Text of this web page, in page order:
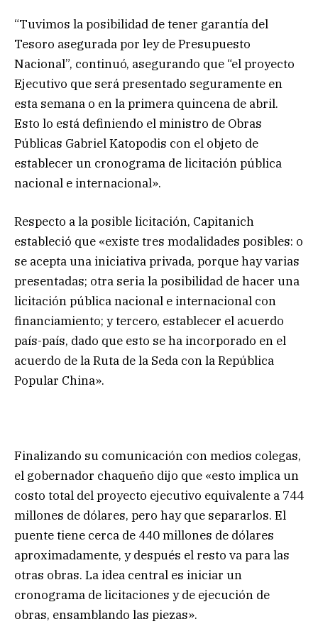
“Tuvimos la posibilidad de tener garantía del
Tesoro asegurada por ley de Presupuesto
Nacional”, continuó, asegurando que “el proyecto
Ejecutivo que será presentado seguramente en
esta semana o en la primera quincena de abril.
Esto lo está definiendo el ministro de Obras
Públicas Gabriel Katopodis con el objeto de
establecer un cronograma de licitación pública
nacional e internacional».
Respecto a la posible licitación, Capitanich
estableció que «existe tres modalidades posibles: o
se acepta una iniciativa privada, porque hay varias
presentadas; otra seria la posibilidad de hacer una
licitación pública nacional e internacional con
financiamiento; y tercero, establecer el acuerdo
país-país, dado que esto se ha incorporado en el
acuerdo de la Ruta de la Seda con la República
Popular China».
Finalizando su comunicación con medios colegas,
el gobernador chaqueño dijo que «esto implica un
costo total del proyecto ejecutivo equivalente a 744
millones de dólares, pero hay que separarlos. El
puente tiene cerca de 440 millones de dólares
aproximadamente, y después el resto va para las
otras obras. La idea central es iniciar un
cronograma de licitaciones y de ejecución de
obras, ensamblando las piezas».